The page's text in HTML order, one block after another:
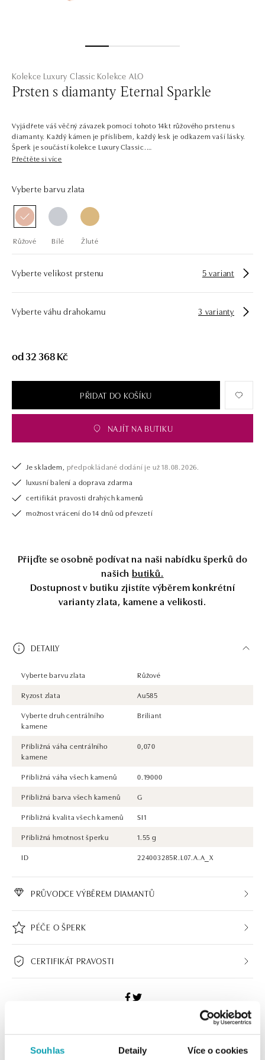
Souhlas Detaily Více o cookies
Kolekce Luxury Classic Kolekce ALO
Prsten s diamanty Eternal Sparkle
Vyjádřete váš věčný závazek pomocí tohoto 14kt růžového prstenu s
diamanty. Každý kámen je příslibem, každý lesk je odkazem vaší lásky.
Šperk je součástí kolekce Luxury Classic.
podporuje osázením menšími diamanty. Najdete v ní jemné a čisté
doplněk, nebo vytoužený zásnubní prsten si zde vybere opravdu každý.
drahých kamenů už téměř 30 let. Každý šperk je tak originál a je také
opatřen certifikátem pravosti a dodán v luxusním balení. Ať už vybíráte
námi pouze šperk, ale také chytrou investici.
Přečtěte si více
Vyberte barvu zlata
Růžové Bílé Žluté
Vyberte velikost prstenu 5 variant
Vyberte váhu drahokamu 3 varianty
od 32 368 Kč
PŘIDAT DO KOŠÍKU
NAJÍT NA BUTIKU
Je skladem, předpokládané dodání je už 18.08.2026.
luxusní balení a doprava zdarma
certifikát pravosti drahých kamenů
možnost vrácení do 14 dnů od převzetí
Přijďte se osobně podívat na naši nabídku šperků do
našich butiků.
Dostupnost v butiku zjistíte výběrem konkrétní
varianty zlata, kamene a velikosti.
DETAILY
Vyberte barvu zlata
Růžové
Ryzost zlata
Au585
Vyberte druh centrálního
kamene
Briliant
Přibližná váha centrálního
kamene
0,070
Přibližná váha všech kamenů
0.19000
Přibližná barva všech kamenů
G
Přibližná kvalita všech kamenů
SI1
Přibližná hmotnost šperku
1.55 g
ID
224003285R.L07.A.A_X
PRŮVODCE VÝBĚREM DIAMANTŮ
PÉČE O ŠPERK
CERTIFIKÁT PRAVOSTI
ALO BUTIKY